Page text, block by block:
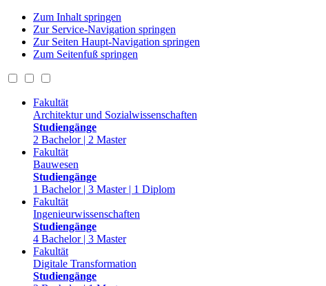
Zum Inhalt springen
Zur Service-Navigation springen
Zur Seiten Haupt-Navigation springen
Zum Seitenfuß springen
Fakultät
Architektur und Sozialwissenschaften
Studiengänge
2 Bachelor | 2 Master
Fakultät
Bauwesen
Studiengänge
1 Bachelor | 3 Master | 1 Diplom
Fakultät
Ingenieurwissenschaften
Studiengänge
4 Bachelor | 3 Master
Fakultät
Digitale Transformation
Studiengänge